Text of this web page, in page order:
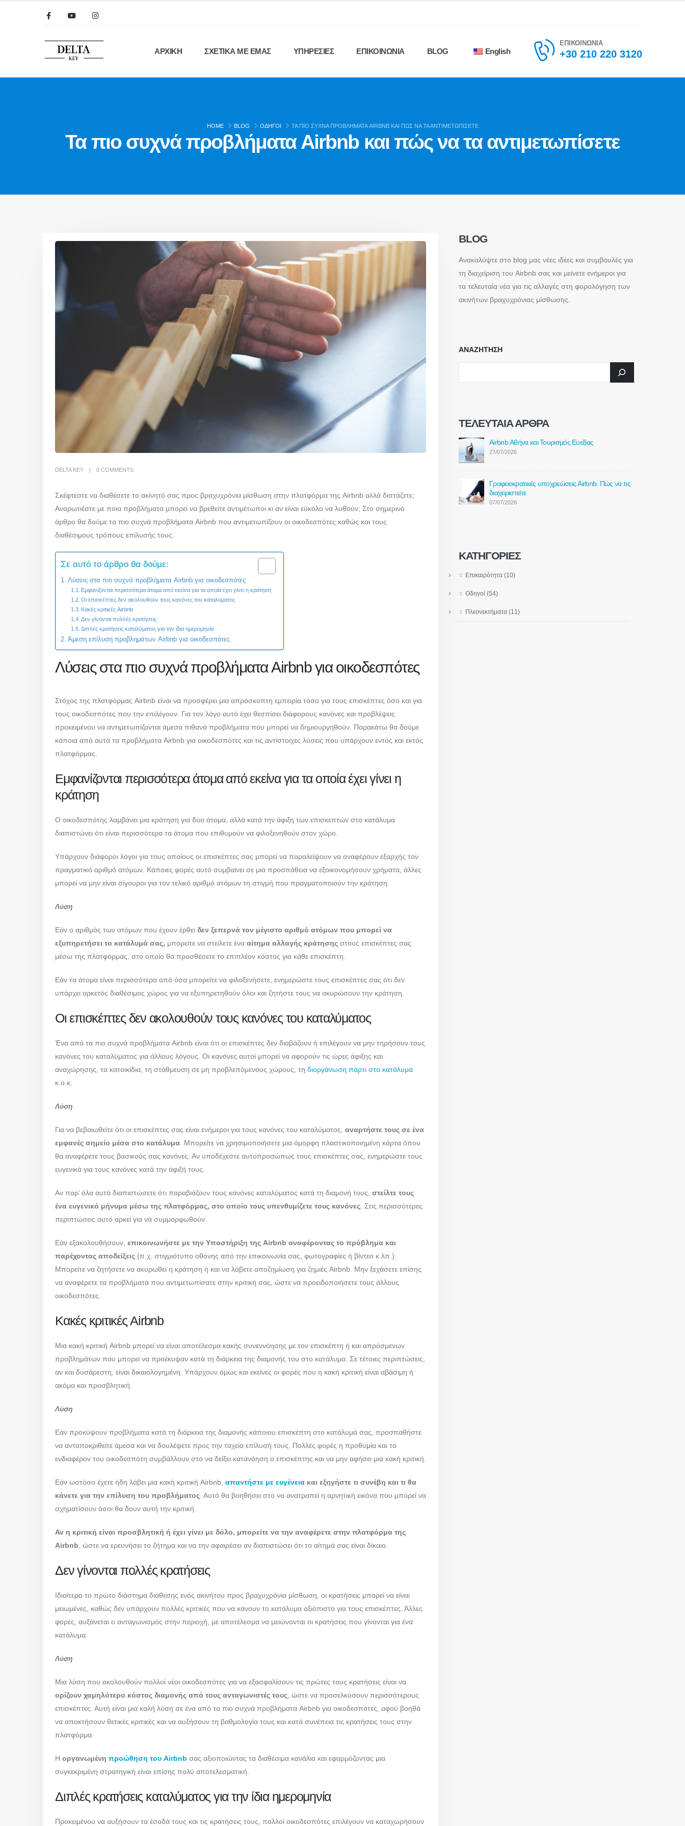
ΑΡΧΙΚΗ ΣΧΕΤΙΚΑ ΜΕ ΕΜΑΣ ΥΠΗΡΕΣΙΕΣ ΕΠΙΚΟΙΝΩΝΙΑ BLOG English
ΕΠΙΚΟΙΝΩΝΙΑ
+30 210 220 3120
HOME BLOG ΟΔΗΓΟΊ ΤΑ ΠΙΟ ΣΥΧΝΆ ΠΡΟΒΛΉΜΑΤΑ AIRBNB ΚΑΙ ΠΏΣ ΝΑ ΤΑ ΑΝΤΙΜΕΤΩΠΊΣΕΤΕ
Τα πιο συχνά προβλήματα Airbnb και πώς να τα αντιμετωπίσετε
DELTA KEY 0 COMMENTS
Σκέφτεστε να διαθέσετε το ακίνητό σας προς βραχυχρόνια μίσθωση στην πλατφόρμα της Airbnb αλλά διστάζετε;
Αναρωτιέστε με ποια προβλήματα μπορεί να βρεθείτε αντιμέτωποι κι αν είναι εύκολο να λυθούν; Στο σημερινό
άρθρο θα δούμε τα πιο συχνά προβλήματα Airbnb που αντιμετωπίζουν οι οικοδεσπότες καθώς και τους
διαθέσιμους τρόπους επίλυσής τους.
Σε αυτό το άρθρο θα δούμε:
Λύσεις στα πιο συχνά προβλήματα Airbnb για οικοδεσπότες
Εμφανίζονται περισσότερα άτομα από εκείνα για τα οποία έχει γίνει η κράτηση
Οι επισκέπτες δεν ακολουθούν τους κανόνες του καταλύματος
Κακές κριτικές Airbnb
Δεν γίνονται πολλές κρατήσεις
Διπλές κρατήσεις καταλύματος για την ίδια ημερομηνία
Άμεση επίλυση προβλημάτων Airbnb για οικοδεσπότες
Λύσεις στα πιο συχνά προβλήματα Airbnb για οικοδεσπότες
Στόχος της πλατφόρμας Airbnb είναι να προσφέρει μια απρόσκοπτη εμπειρία τόσο για τους επισκέπτες όσο και για
τους οικοδεσπότες που την επιλέγουν. Για τον λόγο αυτό έχει θεσπίσει διάφορους κανόνες και προβλέψεις
προκειμένου να αντιμετωπίζονται άμεσα πιθανά προβλήματα που μπορεί να δημιουργηθούν. Παρακάτω θα δούμε
κάποια από αυτά τα προβλήματα Airbnb για οικοδεσπότες και τις αντίστοιχες λύσεις που υπάρχουν εντός και εκτός
πλατφόρμας.
Εμφανίζονται περισσότερα άτομα από εκείνα για τα οποία έχει γίνει η
κράτηση
Ο οικοδεσπότης λαμβάνει μια κράτηση για δύο άτομα, αλλά κατά την άφιξη των επισκεπτών στο κατάλυμα
διαπιστώνει ότι είναι περισσότερα τα άτομα που επιθυμούν να φιλοξενηθούν στον χώρο.
Υπάρχουν διάφοροι λόγοι για τους οποίους οι επισκέπτες σας μπορεί να παραλείψουν να αναφέρουν εξαρχής τον
πραγματικό αριθμό ατόμων. Κάποιες φορές αυτό συμβαίνει σε μια προσπάθεια να εξοικονομήσουν χρήματα, άλλες
μπορεί να μην είναι σίγουροι για τον τελικό αριθμό ατόμων τη στιγμή που πραγματοποιούν την κράτηση.
Λύση
Εάν ο αριθμός των ατόμων που έχουν έρθει δεν ξεπερνά τον μέγιστο αριθμό ατόμων που μπορεί να
εξυπηρετήσει το κατάλυμά σας, μπορείτε να στείλετε ένα αίτημα αλλαγής κράτησης στους επισκέπτες σας
μέσω της πλατφόρμας, στο οποίο θα προσθέσετε το επιπλέον κόστος για κάθε επισκέπτη.
Εάν τα άτομα είναι περισσότερα από όσα μπορείτε να φιλοξενήσετε, ενημερώστε τους επισκέπτες σας ότι δεν
υπάρχει αρκετός διαθέσιμος χώρος για να εξυπηρετηθούν όλοι και ζητήστε τους να ακυρώσουν την κράτηση.
Οι επισκέπτες δεν ακολουθούν τους κανόνες του καταλύματος
Ένα από τα πιο συχνά προβλήματα Airbnb είναι ότι οι επισκέπτες δεν διαβάζουν ή επιλέγουν να μην τηρήσουν τους
κανόνες του καταλύματος για άλλους λόγους. Οι κανόνες αυτοί μπορεί να αφορούν τις ώρες άφιξης και
αναχώρησης, τα κατοικίδια, τη στάθμευση σε μη προβλεπόμενους χώρους, τη διοργάνωση πάρτι στο κατάλυμα
κ.ο.κ.
Λύση
Για να βεβαιωθείτε ότι οι επισκέπτες σας είναι ενήμεροι για τους κανόνες του καταλύματος, αναρτήστε τους σε ένα
εμφανές σημείο μέσα στο κατάλυμα . Μπορείτε να χρησιμοποιήσετε μια όμορφη πλαστικοποιημένη κάρτα όπου
θα αναφέρετε τους βασικούς σας κανόνες. Αν υποδέχεστε αυτοπροσώπως τους επισκέπτες σας, ενημερώστε τους
ευγενικά για τους κανόνες κατά την άφιξή τους.
Αν παρ’ όλα αυτά διαπιστώσετε ότι παραβιάζουν τους κανόνες καταλύματος κατά τη διαμονή τους, στείλτε τους
ένα ευγενικό μήνυμα μέσω της πλατφόρμας, στο οποίο τους υπενθυμίζετε τους κανόνες . Στις περισσότερες
περιπτώσεις αυτό αρκεί για να συμμορφωθούν.
Εάν εξακολουθήσουν, επικοινωνήστε με την Υποστήριξη της Airbnb αναφέροντας το πρόβλημα και
παρέχοντας αποδείξεις (π.χ. στιγμιότυπο οθόνης από την επικοινωνία σας, φωτογραφίες ή βίντεο κ.λπ.).
Μπορείτε να ζητήσετε να ακυρωθεί η κράτηση ή και να λάβετε αποζημίωση για ζημιές Airbnb. Μην ξεχάσετε επίσης
να αναφέρετε τα προβλήματα που αντιμετωπίσατε στην κριτική σας, ώστε να προειδοποιήσετε τους άλλους
οικοδεσπότες.
Κακές κριτικές Airbnb
Μια κακή κριτική Airbnb μπορεί να είναι αποτέλεσμα κακής συνεννόησης με τον επισκέπτη ή και απρόσμενων
προβλημάτων που μπορεί να προέκυψαν κατά τη διάρκεια της διαμονής του στο κατάλυμα. Σε τέτοιες περιπτώσεις,
αν και δυσάρεστη, είναι δικαιολογημένη. Υπάρχουν όμως και εκείνες οι φορές που η κακή κριτική είναι αβάσιμη ή
ακόμα και προσβλητική.
Λύση
Εάν προκύψουν προβλήματα κατά τη διάρκεια της διαμονής κάποιου επισκέπτη στο κατάλυμά σας, προσπαθήστε
να ανταποκριθείτε άμεσα και να δουλέψετε προς την ταχεία επίλυσή τους. Πολλές φορές η προθυμία και το
ενδιαφέρον του οικοδεσπότη συμβάλλουν στο να δείξει κατανόηση ο επισκέπτης και να μην αφήσει μια κακή κριτική.
Εάν ωστόσο έχετε ήδη λάβει μια κακή κριτική Airbnb, απαντήστε με ευγένεια και εξηγήστε τι συνέβη και τι θα
κάνετε για την επίλυση του προβλήματος . Αυτό θα βοηθήσει στο να ανατραπεί η αρνητική εικόνα που μπορεί να
σχηματίσουν όσοι θα δουν αυτή την κριτική.
Αν η κριτική είναι προσβλητική ή έχει γίνει με δόλο, μπορείτε να την αναφέρετε στην πλατφόρμα της
Airbnb , ώστε να ερευνήσει το ζήτημα και να την αφαιρέσει αν διαπιστώσει ότι το αίτημά σας είναι δίκαιο.
Δεν γίνονται πολλές κρατήσεις
Ιδιαίτερα το πρώτο διάστημα διάθεσης ενός ακινήτου προς βραχυχρόνια μίσθωση, οι κρατήσεις μπορεί να είναι
μειωμένες, καθώς δεν υπάρχουν πολλές κριτικές που να κάνουν το κατάλυμα αξιόπιστο για τους επισκέπτες. Άλλες
φορές, αυξάνεται ο ανταγωνισμός στην περιοχή, με αποτέλεσμα να μειώνονται οι κρατήσεις που γίνονται για ένα
κατάλυμα.
Λύση
Μια λύση που ακολουθούν πολλοί νέοι οικοδεσπότες για να εξασφαλίσουν τις πρώτες τους κρατήσεις είναι να
ορίζουν χαμηλότερο κόστος διαμονής από τους ανταγωνιστές τους , ώστε να προσελκύσουν περισσότερους
επισκέπτες. Αυτή είναι μια καλή λύση σε ένα από τα πιο συχνά προβλήματα Airbnb για οικοδεσπότες, αφού βοηθά
να αποκτήσουν θετικές κριτικές και να αυξήσουν τη βαθμολογία τους και κατά συνέπεια τις κρατήσεις τους στην
πλατφόρμα.
Η οργανωμένη προώθηση του Airbnb σας αξιοποιώντας τα διαθέσιμα κανάλια και εφαρμόζοντας μια
συγκεκριμένη στρατηγική είναι επίσης πολύ αποτελεσματική.
Διπλές κρατήσεις καταλύματος για την ίδια ημερομηνία
Προκειμένου να αυξήσουν τα έσοδά τους και τις κρατήσεις τους, πολλοί οικοδεσπότες επιλέγουν να καταχωρήσουν
BLOG
Ανακαλύψτε στο blog μας νέες ιδέες και συμβουλές για
τη διαχείριση του Airbnb σας και μείνετε ενήμεροι για
τα τελευταία νέα για τις αλλαγές στη φορολόγηση των
ακινήτων βραχυχρόνιας μίσθωσης.
ΑΝΑΖΗΤΗΣΗ
ΤΕΛΕΥΤΑΊΑ ΆΡΘΡΑ
Airbnb Αθήνα και Τουρισμός Ευεξίας
27/07/2026
Γραφειοκρατικές υποχρεώσεις Airbnb: Πώς να τις
διαχειριστείτε
07/07/2026
KΑΤΗΓΟΡΊΕΣ
Επικαιρότητα (10)
Οδηγοί (54)
Πλεονεκτήματα (11)